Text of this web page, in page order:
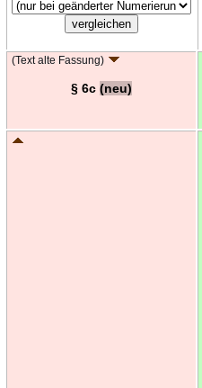
(Text alte Fassung)
§ 6c (neu)